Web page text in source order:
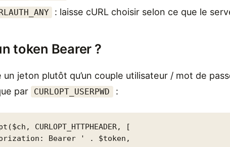
: laisse cURL choisir selon ce que le
token Bearer ?
un jeton plutôt qu’un couple utilisateur / mot de
par
CURLOPT_USERPWD :
CURLOPT_HTTPHEADER, [
Bearer ' . $token,